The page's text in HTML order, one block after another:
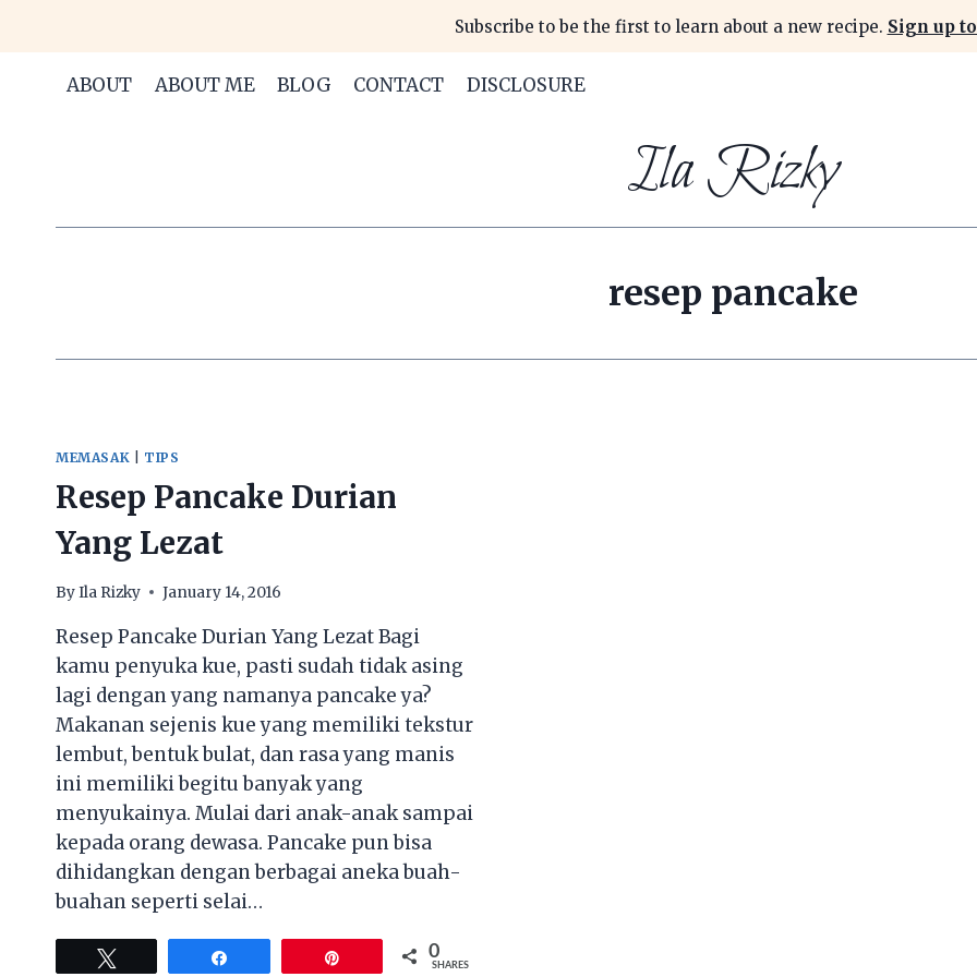
content
Subscribe to be the first to learn about a new recipe. Sign up
ABOUT ABOUT ME BLOG CONTACT DISCLOSURE
Ila Rizky
resep pancake
MEMASAK TIPS
Resep Pancake Durian
Yang Lezat
ByIla Rizky January 14, 2016
Resep Pancake Durian Yang Lezat Bagi
kamu penyuka kue, pasti sudah tidak asing
lagi dengan yang namanya pancake ya?
Makanan sejenis kue yang memiliki tekstur
lembut, bentuk bulat, dan rasa yang manis
ini memiliki begitu banyak yang
menyukainya. Mulai dari anak-anak sampai
kepada orang dewasa. Pancake pun bisa
dihidangkan dengan berbagai aneka buah-
buahan seperti selai…
0
SHARES